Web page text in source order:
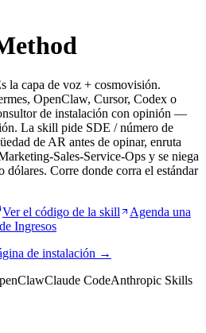
la capa de voz + cosmovisión.
OpenClaw, Cursor, Codex o
de instalación con opinión —
La skill pide SDE / número de
de AR antes de opinar, enruta
Sales-Service-Ops y se niega
dólares. Corre donde corra el estándar
Ver el código de la skill
Agenda una
Ingresos
de instalación →
Claude CodeAnthropic Skills